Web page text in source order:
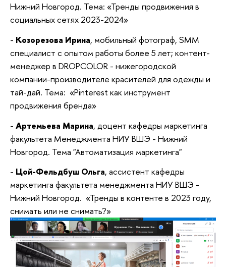
Нижний Новгород. Тема: «Тренды продвижения в
социальных сетях 2023-2024»
- Козорезова Ирина, мобильный фотограф, SMM
специалист с опытом работы более 5 лет; контент-
менеджер в DROPCOLOR - нижегородской
компании-производителе красителей для одежды и
тай-дай. Тема: «Pinterest как инструмент
продвижения бренда»
- Артемьева Марина, доцент кафедры маркетинга
факультета Менеджмента НИУ ВШЭ - Нижний
Новгород. Тема "Автоматизация маркетинга"
- Цой-Фельдбуш Ольга, ассистент кафедры
маркетинга факультета менеджмента НИУ ВШЭ -
Нижний Новгород. «Тренды в контенте в 2023 году,
снимать или не снимать?»